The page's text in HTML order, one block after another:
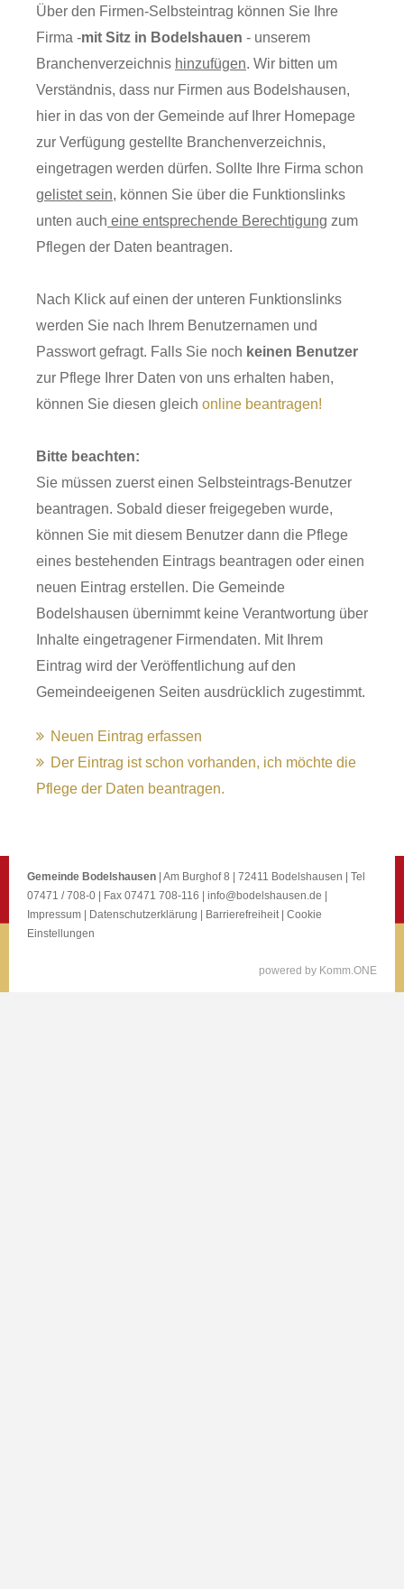
Über den Firmen-Selbsteintrag können Sie Ihre
Firma -mit Sitz in Bodelshauen - unserem
Branchenverzeichnis hinzufügen. Wir bitten um
Verständnis, dass nur Firmen aus Bodelshausen,
hier in das von der Gemeinde auf Ihrer Homepage
zur Verfügung gestellte Branchenverzeichnis,
eingetragen werden dürfen. Sollte Ihre Firma schon
gelistet sein, können Sie über die Funktionslinks
unten auch eine entsprechende Berechtigung zum
Pflegen der Daten beantragen.
Nach Klick auf einen der unteren Funktionslinks
werden Sie nach Ihrem Benutzernamen und
Passwort gefragt. Falls Sie noch keinen Benutzer
zur Pflege Ihrer Daten von uns erhalten haben,
können Sie diesen gleich online beantragen!
Bitte beachten:
Sie müssen zuerst einen Selbsteintrags-Benutzer
beantragen. Sobald dieser freigegeben wurde,
können Sie mit diesem Benutzer dann die Pflege
eines bestehenden Eintrags beantragen oder einen
neuen Eintrag erstellen. Die Gemeinde
Bodelshausen übernimmt keine Verantwortung über
Inhalte eingetragener Firmendaten. Mit Ihrem
Eintrag wird der Veröffentlichung auf den
Gemeindeeigenen Seiten ausdrücklich zugestimmt.
Neuen Eintrag erfassen
Der Eintrag ist schon vorhanden, ich möchte die
Pflege der Daten beantragen.
Gemeinde Bodelshausen | Am Burghof 8 | 72411 Bodelshausen | Tel
07471 / 708-0 | Fax 07471 708-116 | info@bodelshausen.de
Impressum
Datenschutzerklärung Barrierefreiheit| Cookie
Einstellungen
powered by Komm.ONE